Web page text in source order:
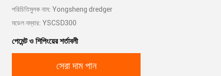
পরিচিতিমুলক নাম: Yongsheng dredger
মডেল নম্বার: YSCSD300
পেমেন্ট ও শিপিংয়ের শর্তাবলী
সেরা দাম পান